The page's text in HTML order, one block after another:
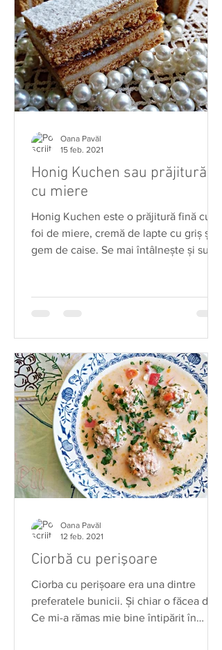
Honig Kuchen sau prăjitură
cu miere
Honig Kuchen este o prăjitură fină cu
foi de miere, cremă de lapte cu griş şi
gem de caise. Se mai întâlneşte şi sub
Oana Pavăl
15 feb. 2021
Ciorbă cu perişoare
Ciorba cu perişoare era una dintre
preferatele bunicii. Şi chiar o făcea des.
Ce mi-a rămas mie bine întipărit în
Oana Pavăl
12 feb. 2021